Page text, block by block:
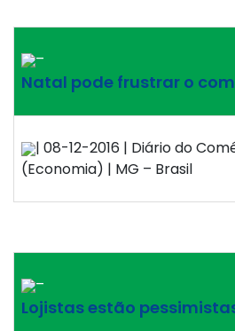
–
Natal pode frustrar o
| 08-12-2016 | Diário do
(Economia) | MG – Brasil
–
Lojistas estão